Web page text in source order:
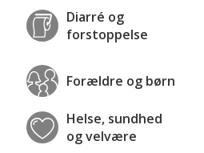
Diarré og
forstoppelse
Forældre og børn
Helse, sundhed
og velvære